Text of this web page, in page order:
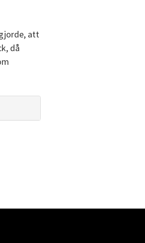
att
då